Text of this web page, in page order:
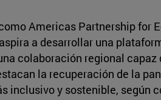
Americas Partnership for
a desarrollar una
colaboración regional capaz
la recuperación de la
inclusivo y sostenible, según